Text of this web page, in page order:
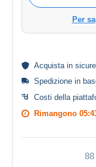
Per
Acquista in
Spedizione in
Costi della
Rimangono